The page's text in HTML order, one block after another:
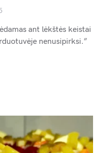
ant lėkštės keistai
nenusipirksi.”